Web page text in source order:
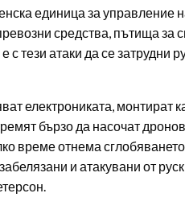
единица за управление
средства, пътища за
с тези атаки да се затрудни
електрониката, монтират
бързо да насочат
време отнема
и атакувани от